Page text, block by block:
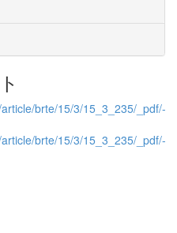
brte/15/3/15_3_235/_pdf/-
brte/15/3/15_3_235/_pdf/-